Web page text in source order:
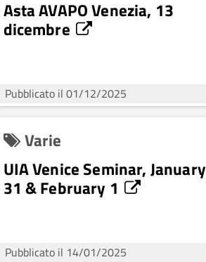
Asta AVAPO Venezia, 13
dicembre
Pubblicato il 01/12/2025
Varie
UIA Venice Seminar, January
31 & February 1
Pubblicato il 14/01/2025